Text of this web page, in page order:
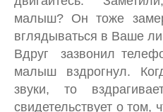
малыш? Он тоже
вглядываться в Ваше
Вдруг зазвонил
малыш вздрогнул.
звуки, то
свидетельствует о том,